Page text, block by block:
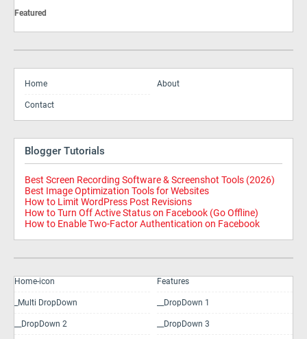
Featured
Home About
Contact
Blogger Tutorials
Best Screen Recording Software & Screenshot Tools (2026)
Best Image Optimization Tools for Websites
How to Limit WordPress Post Revisions
How to Turn Off Active Status on Facebook (Go Offline)
How to Enable Two-Factor Authentication on Facebook
Home-icon Features
_Multi DropDown __DropDown 1
__DropDown 2 __DropDown 3